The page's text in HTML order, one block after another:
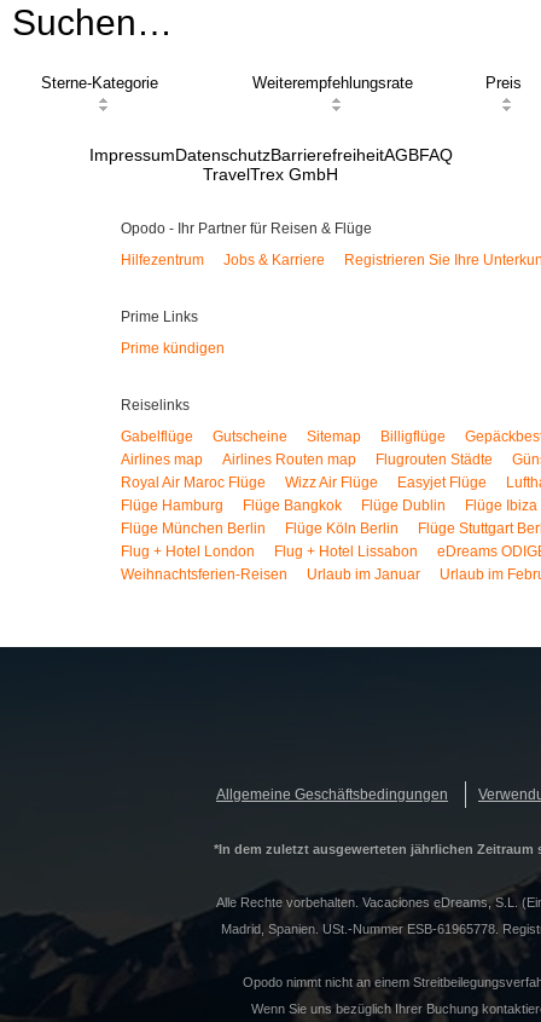
Suchen…
Sterne-Kategorie Weiterempfehlungsrate Preis
ImpressumDatenschutzBarrierefreiheitAGBFAQ
TravelTrex GmbH